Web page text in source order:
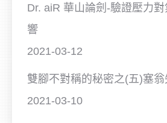
Dr. aiR 華山論劍-驗證壓力
響
2021-03-12
雙腳不對稱的秘密之(五)塞
2021-03-10